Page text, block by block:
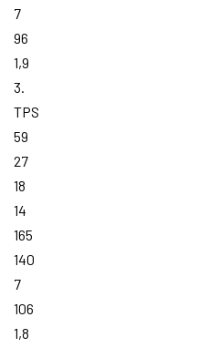
7
96
1,9
3.
TPS
59
27
18
14
165
140
7
106
1,8